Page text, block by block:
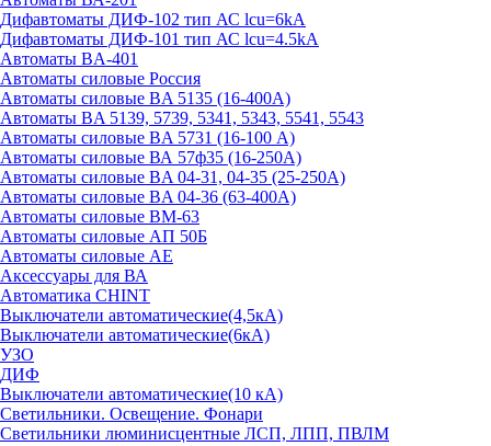
Дифавтоматы ДИФ-102 тип АС lcu=6kA
Дифавтоматы ДИФ-101 тип АС lcu=4.5kA
Автоматы BA-401
Автоматы силовые Россия
Автоматы силовые BA 5135 (16-400А)
Автоматы BA 5139, 5739, 5341, 5343, 5541, 5543
Автоматы силовые BA 5731 (16-100 А)
Автоматы силовые ВА 57ф35 (16-250А)
Автоматы силовые BA 04-31, 04-35 (25-250А)
Автоматы силовые BA 04-36 (63-400А)
Автоматы силовые ВМ-63
Автоматы силовые АП 50Б
Автоматы силовые АЕ
Аксессуары для ВА
Автоматика CHINT
Выключатели автоматические(4,5кА)
Выключатели автоматические(6кА)
УЗО
ДИФ
Выключатели автоматические(10 кА)
Светильники. Освещение. Фонари
Светильники люминисцентные ЛСП, ЛПП, ПВЛМ